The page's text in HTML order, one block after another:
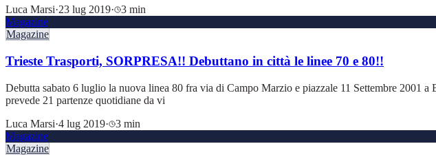
Luca Marsi·23 lug 2019·
3 min
Magazine
Magazine
Trieste Trasporti, SORPRESA!! Debuttano in città le linee 70 e 80!!
Debutta sabato 6 luglio la nuova linea 80 fra via di Campo Marzio e piazzale 11 Settembre 2001
prevede 21 partenze quotidiane da vi
Luca Marsi·4 lug 2019·
3 min
Magazine
Magazine